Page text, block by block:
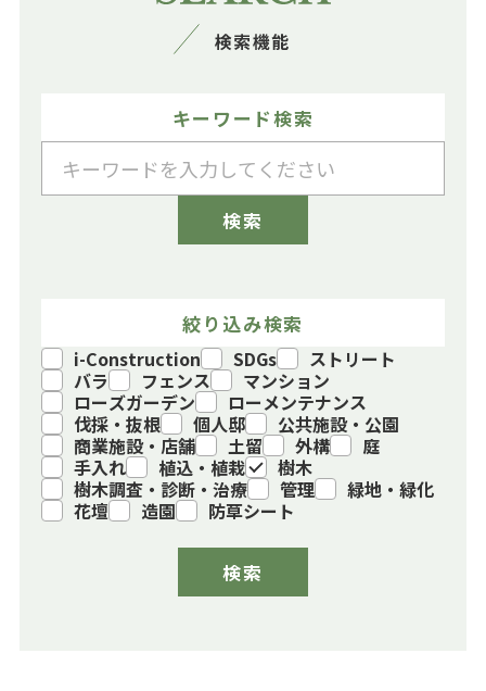
キーワード検索
絞り込み検索
i-Construction SDGs
ストリート
バラ
フェンス
マンション
ローズガーデン
ローメンテナンス
伐採・抜根
個人邸
公共施設・公園
商業施設・店舗
土留 外構
庭
手入れ
植込・植栽
樹木
樹木調査・診断・治療
管理
緑地・緑化
花壇
造園 防草シート